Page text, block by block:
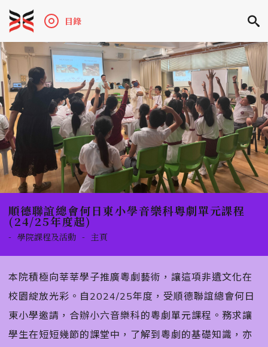
目錄
順德聯誼總會何日東小學音樂科粵劇單元課程
(24/25年度起)
- 學院課程及活動 - 主頁
本院積極向莘莘學子推廣粵劇藝術，讓這項非遺文化在
校園綻放光彩。自2024/25年度，受順德聯誼總會何日
東小學邀請，合辦小六音樂科的粵劇單元課程。󠀠務求讓
學生在短短幾節的課堂中，了解到粵劇的基礎知識，亦